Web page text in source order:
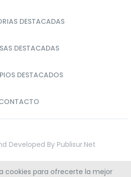
DESTACADAS
DESTACADAS
DESTACADOS
Developed By Publisur.net
cookies para ofrecerte la mejor